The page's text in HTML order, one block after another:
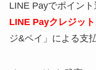
LINE Payでポイント
LINE Payクレジッ
ジ&ペイ」による支